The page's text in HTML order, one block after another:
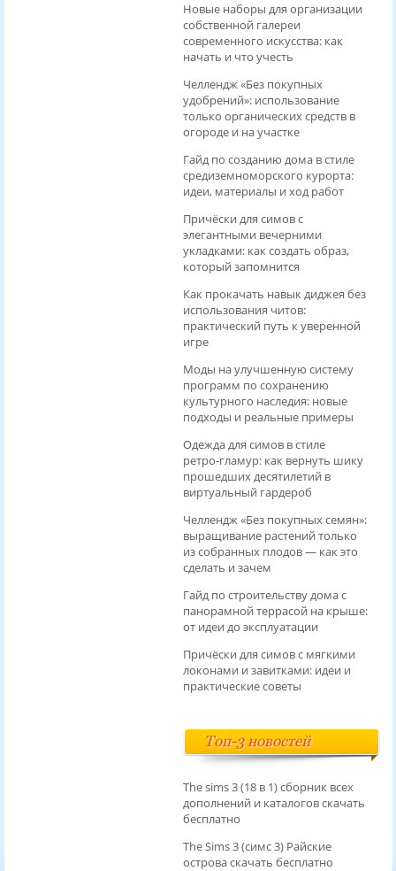
Новые наборы для организации
собственной галереи
современного искусства: как
начать и что учесть
Челлендж «Без покупных
удобрений»: использование
только органических средств в
огороде и на участке
Гайд по созданию дома в стиле
средиземноморского курорта:
идеи, материалы и ход работ
Причёски для симов с
элегантными вечерними
укладками: как создать образ,
который запомнится
Как прокачать навык диджея без
использования читов:
практический путь к уверенной
игре
Моды на улучшенную систему
программ по сохранению
культурного наследия: новые
подходы и реальные примеры
Одежда для симов в стиле
ретро‑гламур: как вернуть шику
прошедших десятилетий в
виртуальный гардероб
Челлендж «Без покупных семян»:
выращивание растений только
из собранных плодов — как это
сделать и зачем
Гайд по строительству дома с
панорамной террасой на крыше:
от идеи до эксплуатации
Причёски для симов с мягкими
локонами и завитками: идеи и
практические советы
Топ-3 новостей
The sims 3 (18 в 1) сборник всех
дополнений и каталогов скачать
бесплатно
The Sims 3 (симс 3) Райские
острова скачать бесплатно